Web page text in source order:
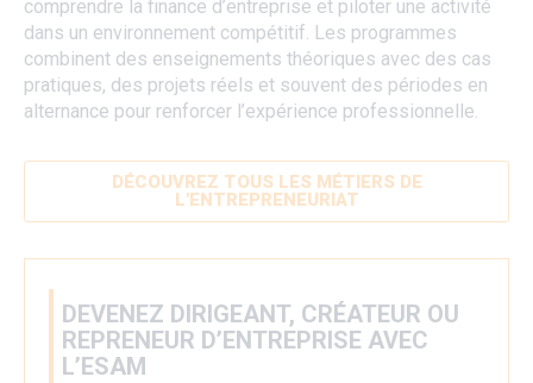
comprendre la finance d’entreprise et piloter une activité
dans un environnement compétitif. Les programmes
combinent des enseignements théoriques avec des cas
pratiques, des projets réels et souvent des périodes en
alternance pour renforcer l’expérience professionnelle.
DÉCOUVREZ TOUS LES MÉTIERS DE
L'ENTREPRENEURIAT
DEVENEZ DIRIGEANT, CRÉATEUR OU
REPRENEUR D’ENTREPRISE AVEC
L’ESAM